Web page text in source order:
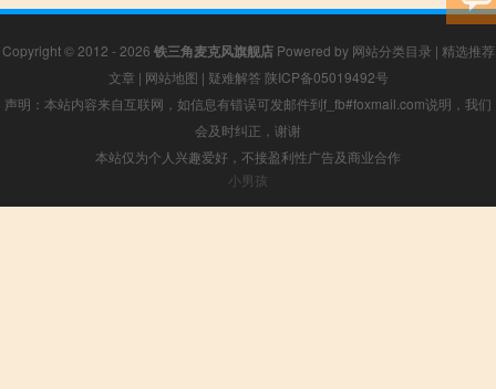
Copyright © 2012 - 2026 铁三角麦克风旗舰店Powered by 网站分类目录 | 精选推荐
文章 | 网站地图 | 疑难解答 陕ICP备05019492号
声明：本站内容来自互联网，如信息有错误可发邮件到f_fb#foxmail.com说明，我们
会及时纠正，谢谢
本站仅为个人兴趣爱好，不接盈利性广告及商业合作
小男孩